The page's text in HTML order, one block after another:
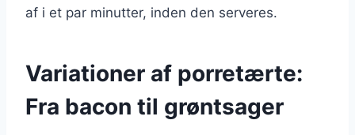
af i et par minutter, inden den serveres.
Variationer af porretærte:
Fra bacon til grøntsager